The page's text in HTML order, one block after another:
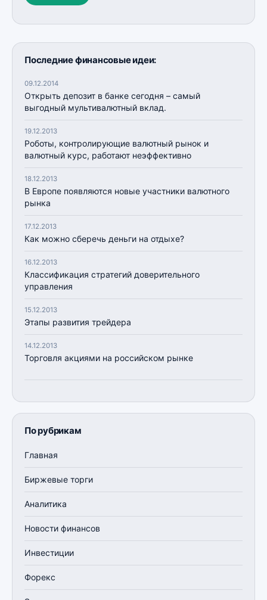
Последние финансовые идеи:
09.12.2014
Открыть депозит в банке сегодня – самый
выгодный мультивалютный вклад.
19.12.2013
Роботы, контролирующие валютный рынок и
валютный курс, работают неэффективно
18.12.2013
В Европе появляются новые участники валютного
рынка
17.12.2013
Как можно сберечь деньги на отдыхе?
16.12.2013
Классификация стратегий доверительного
управления
15.12.2013
Этапы развития трейдера
14.12.2013
Торговля акциями на российском рынке
По рубрикам
Главная
Биржевые торги
Аналитика
Новости финансов
Инвестиции
Форекс